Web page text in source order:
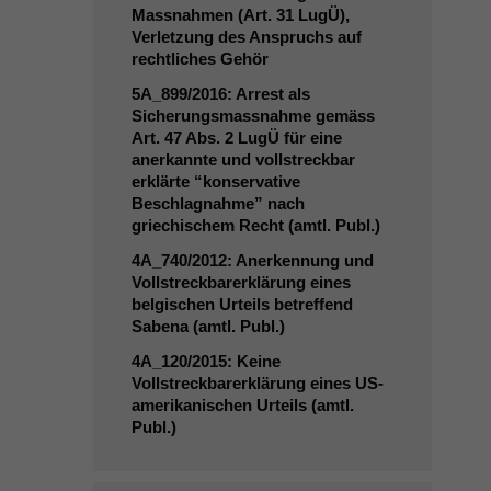
Massnahmen (Art. 31 LugÜ),
Verletzung des Anspruchs auf
rechtliches Gehör
5A_899/2016: Arrest als
Sicherungsmassnahme gemäss
Art. 47 Abs. 2 LugÜ für eine
anerkannte und vollstreckbar
erklärte “konservative
Beschlagnahme” nach
griechischem Recht (amtl. Publ.)
4A_740/2012: Anerkennung und
Vollstreckbarerklärung eines
belgischen Urteils betreffend
Sabena (amtl. Publ.)
4A_120/2015: Keine
Vollstreckbarerklärung eines US-
amerikanischen Urteils (amtl.
Publ.)